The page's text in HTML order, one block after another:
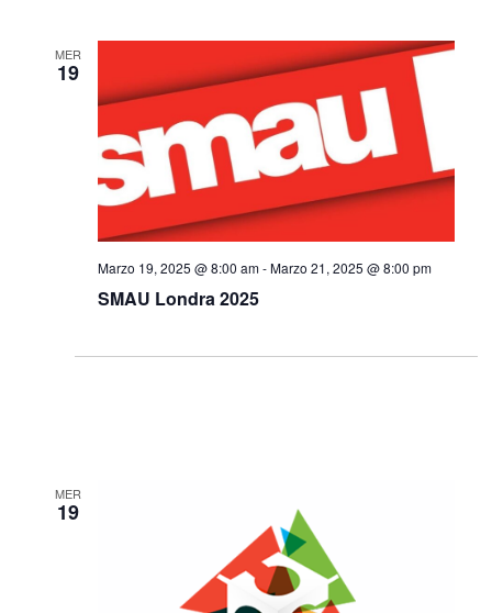
MER
19
SMAU Londra 2025
Marzo 19, 2025 @ 8:00 am-Marzo 21, 2025 @ 8:00 pm
MER
19